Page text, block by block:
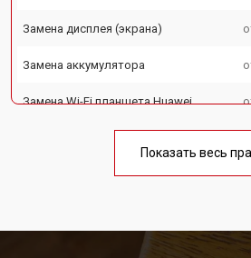
Замена дисплея (экрана)
Замена аккумулятора
Замена Wi-Fi планшета Huawei
Замена кнопок планшета Huawei
Показать весь